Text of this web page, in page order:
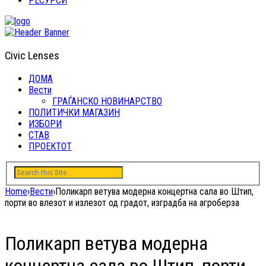
Civic Lenses
ДОМА
Вести
ГРАЃАНСКО НОВИНАРСТВО
ПОЛИТИЧКИ МАГАЗИН
ИЗБОРИ
СТАВ
ПРОЕКТОТ
Home›Вести›Поликарп ветува модерна концертна сала во Штип,
порти во влезот и излезот од градот, изградба на агроберза
Поликарп ветува модерна